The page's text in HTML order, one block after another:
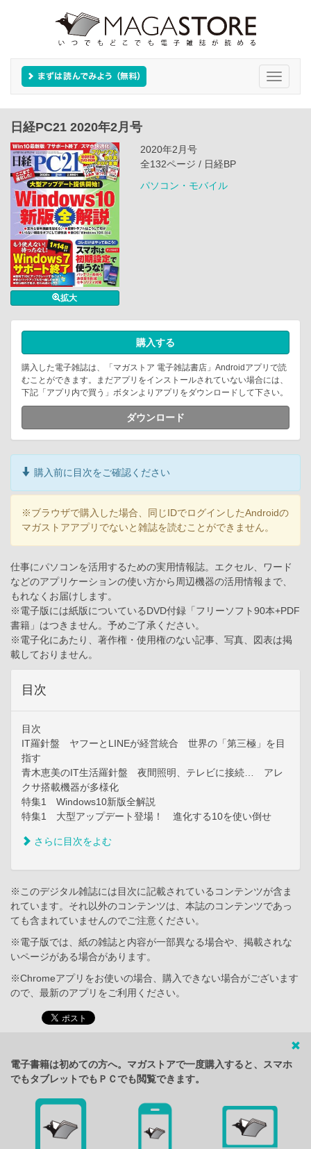
Toggle
日経PC21 2020年2月号
拡大
2020年2月号
全132ページ / 日経BP
パソコン・モバイル
購入する
購入した電子雑誌は、「マガストア 電子雑誌書店」Androidアプリで読
むことができます。まだアプリをインストールされていない場合には、
下記「アプリ内で買う」ボタンよりアプリをダウンロードして下さい。
ダウンロード
購入前に目次をご確認ください
※ブラウザで購入した場合、同じIDでログインしたAndroidの
マガストアアプリでないと雑誌を読むことができません。
仕事にパソコンを活用するための実用情報誌。エクセル、ワード
などのアプリケーションの使い方から周辺機器の活用情報まで、
もれなくお届けします。
※電子版には紙版についているDVD付録「フリーソフト90本+PDF
書籍」はつきません。予めご了承ください。
※電子化にあたり、著作権・使用権のない記事、写真、図表は掲
載しておりません。
目次
目次
IT羅針盤 ヤフーとLINEが経営統合 世界の「第三極」を目
指す
青木恵美のIT生活羅針盤 夜間照明、テレビに接続… アレ
クサ搭載機器が多様化
特集1 Windows10新版全解説
特集1 大型アップデート登場！ 進化する10を使い倒せ
さらに目次をよむ
※このデジタル雑誌には目次に記載されているコンテンツが含ま
れています。それ以外のコンテンツは、本誌のコンテンツであっ
ても含まれていませんのでご注意ください。
※電子版では、紙の雑誌と内容が一部異なる場合や、掲載されな
いページがある場合があります。
※Chromeアプリをお使いの場合、購入できない場合がございます
ので、最新のアプリをご利用ください。
電子書籍は初めての方へ。マガストアで一度購入すると、スマホ
でもタブレットでもＰＣでも閲覧できます。